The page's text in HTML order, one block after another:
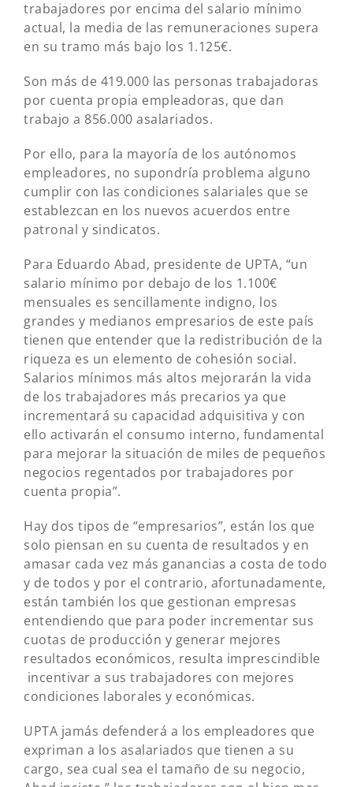
trabajadores por encima del salario mínimo
actual, la media de las remuneraciones supera
en su tramo más bajo los 1.125€.
Son más de 419.000 las personas trabajadoras
por cuenta propia empleadoras, que dan
trabajo a 856.000 asalariados.
Por ello, para la mayoría de los autónomos
empleadores, no supondría problema alguno
cumplir con las condiciones salariales que se
establezcan en los nuevos acuerdos entre
patronal y sindicatos.
Para Eduardo Abad, presidente de UPTA, “un
salario mínimo por debajo de los 1.100€
mensuales es sencillamente indigno, los
grandes y medianos empresarios de este país
tienen que entender que la redistribución de la
riqueza es un elemento de cohesión social.
Salarios mínimos más altos mejorarán la vida
de los trabajadores más precarios ya que
incrementará su capacidad adquisitiva y con
ello activarán el consumo interno, fundamental
para mejorar la situación de miles de pequeños
negocios regentados por trabajadores por
cuenta propia”.
Hay dos tipos de “empresarios”, están los que
solo piensan en su cuenta de resultados y en
amasar cada vez más ganancias a costa de todo
y de todos y por el contrario, afortunadamente,
están también los que gestionan empresas
entendiendo que para poder incrementar sus
cuotas de producción y generar mejores
resultados económicos, resulta imprescindible
incentivar a sus trabajadores con mejores
condiciones laborales y económicas.
UPTA jamás defenderá a los empleadores que
expriman a los asalariados que tienen a su
cargo, sea cual sea el tamaño de su negocio,